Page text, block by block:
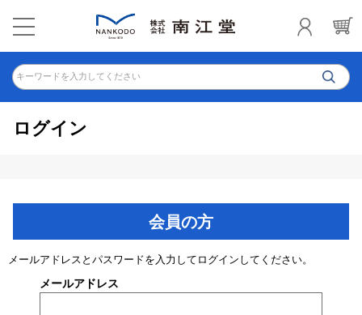
キーワードを入力してください
ログイン
会員の方
メールアドレスとパスワードを入力してログインしてください。
メールアドレス